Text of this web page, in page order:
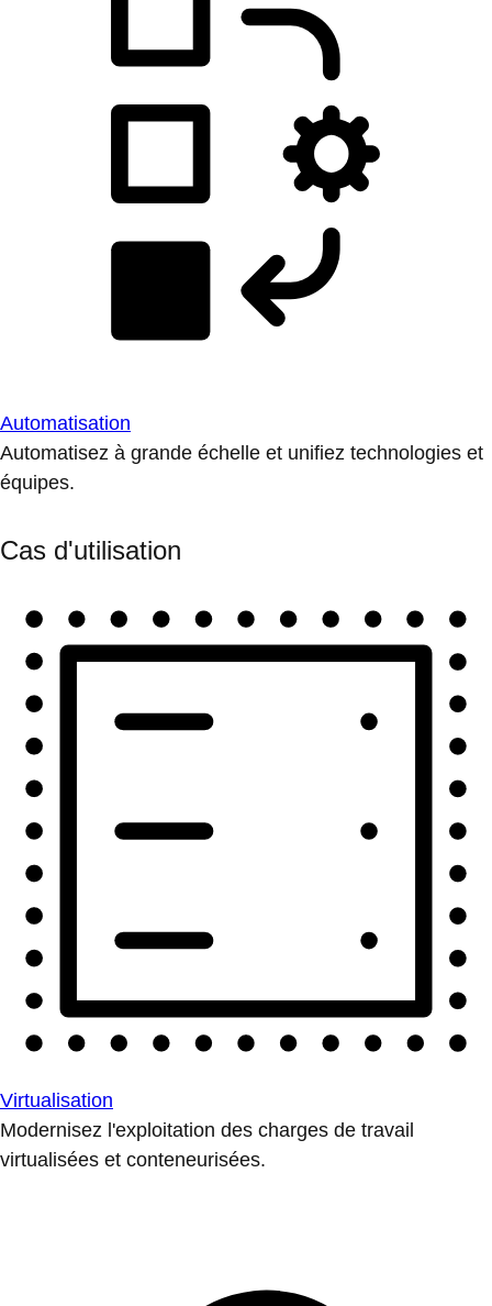
Automatisation
Automatisez à grande échelle et unifiez technologies et
équipes.
Cas d'utilisation
Virtualisation
Modernisez l'exploitation des charges de travail
virtualisées et conteneurisées.